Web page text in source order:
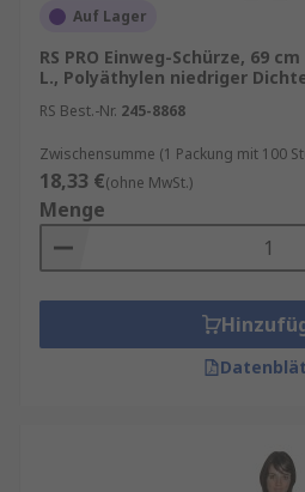
Auf Lager
RS PRO Einweg-Schürze, 69
L., Polyäthylen niedriger
RS Best.-Nr. 245-8868
Zwischensumme (1 Packung mit 100
18,33 €(ohne MwSt.)
Menge